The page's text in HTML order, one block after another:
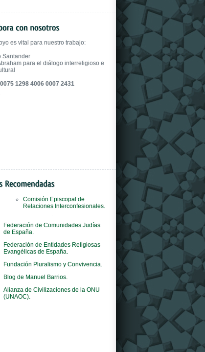
es vital para nuestro trabajo:
Santander
para el diálogo interreligioso e
1298 4006 0007 2431
Comisión Episcopal de
Relaciones Interconfesionales.
ad adottare questo concept
Federación de Comunidades Judías
de España.
Federación de Entidades Religiosas
Evangélicas de España.
Fundación Pluralismo y Convivencia.
Blog de Manuel Barrios.
Alianza de Civilizaciones de la ONU
(UNAOC).